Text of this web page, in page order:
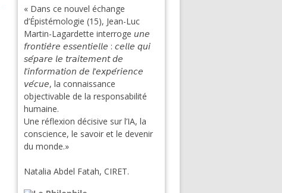
« Dans ce nouvel échange
d’Épistémologie (15), Jean-Luc
Martin-Lagardette interroge 𝘶𝘯𝘦
𝘧𝘳𝘰𝘯𝘵𝘪𝘦̀𝘳𝘦 𝘦𝘴𝘴𝘦𝘯𝘵𝘪𝘦𝘭𝘭𝘦 : 𝘤𝘦𝘭𝘭𝘦 𝘲𝘶𝘪
𝘴𝘦́𝘱𝘢𝘳𝘦 𝘭𝘦 𝘵𝘳𝘢𝘪𝘵𝘦𝘮𝘦𝘯𝘵 𝘥𝘦
𝘭’𝘪𝘯𝘧𝘰𝘳𝘮𝘢𝘵𝘪𝘰𝘯 𝘥𝘦 𝘭’𝘦𝘹𝘱𝘦́𝘳𝘪𝘦𝘯𝘤𝘦
𝘷𝘦́𝘤𝘶𝘦, la connaissance
objectivable de la responsabilité
humaine.
Une réflexion décisive sur l’IA, la
conscience, le savoir et le devenir
du monde.»
Natalia Abdel Fatah, CIRET.